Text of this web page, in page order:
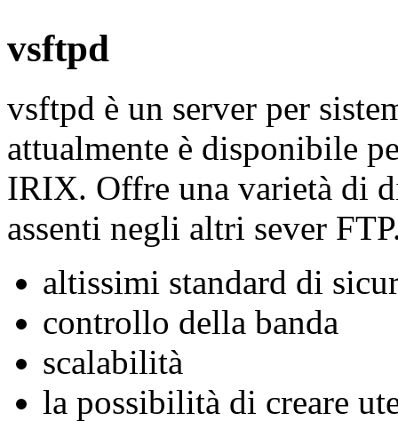
vsftpd
vsftpd è un server per
attualmente è disponibile
IRIX. Offre una varietà di
assenti negli altri sever
altissimi standard di
controllo della banda
scalabilità
la possibilità di creare